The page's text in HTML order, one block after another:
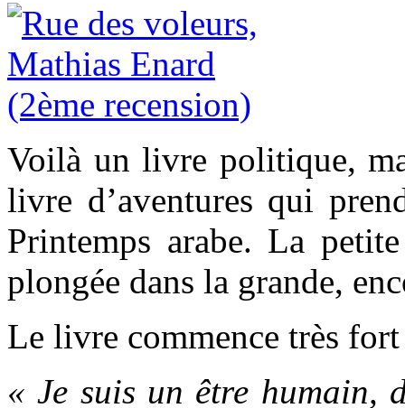
Voilà un livre politique,
livre d’aventures qui
Printemps arabe. La
plongée dans la grande,
Le livre commence très
« Je suis un être humain,